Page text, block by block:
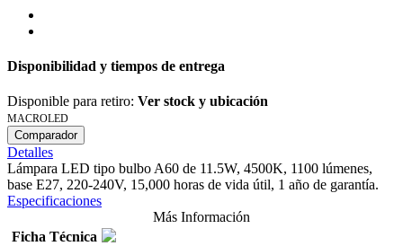
Disponibilidad y tiempos de entrega
Disponible para retiro: Ver stock y ubicación
MACROLED
Comparador
Detalles
Lámpara LED tipo bulbo A60 de 11.5W, 4500K, 1100 lúmenes,
base E27, 220-240V, 15,000 horas de vida útil, 1 año de garantía.
Especificaciones
Más Información
Ficha Técnica